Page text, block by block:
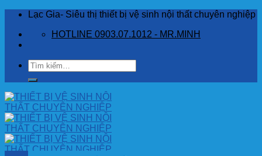
Skip
content
Lạc Gia- Siêu thị thiết bị vệ sinh nội thất chuyên nghiệp
HOTLINE 0903.07.1012 - MR.MINH
Tìm
kiếm: